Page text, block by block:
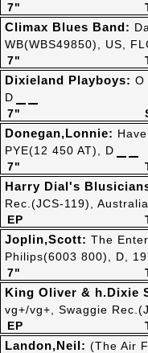
7"
7"
Climax Blues Band:
WB(WBS49850), US,
7"
Dixieland Playboys: O
D
7"
Donegan,Lonnie:
PYE(12 450 AT), D
EP
Harry Dial's
Rec.(JCS-119), Australia
7"
Joplin,Scott: The
Philips(6003 800), D,
EP
King Oliver & h.Dixie
vg+/vg+, Swaggie
Landon,Neil: (The Air